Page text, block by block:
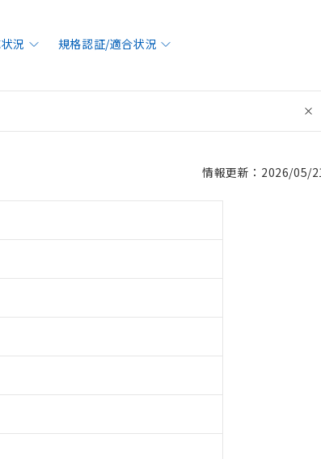
況 規格認証/適合状況
情報更新：2026/05/